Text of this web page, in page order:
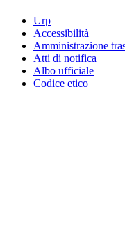
Urp
Accessibilità
Amministrazione
Atti di notifica
Albo ufficiale
Codice etico